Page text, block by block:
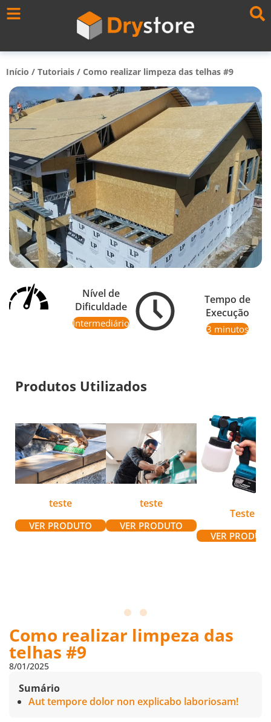
Início / Tutoriais / Como realizar limpeza das telhas #9
Nível de
Dificuldade
Intermediário
Tempo de
Execução
3 minutos
Produtos Utilizados
teste
VER PRODUTO
teste
VER PRODUTO
Teste
VER
Como realizar limpeza das
telhas #9
8/01/2025
Sumário
Aut tempore dolor non explicabo laboriosam!